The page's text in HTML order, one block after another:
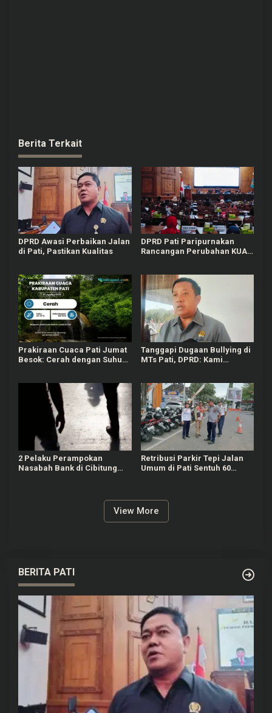
Berita Terkait
DPRD Awasi Perbaikan Jalan
di Pati, Pastikan Kualitas
DPRD Pati Paripurnakan
Rancangan Perubahan KUA-
Prakiraan Cuaca Pati Jumat
Besok: Cerah dengan Suhu
Tanggapi Dugaan Bullying di
MTs Pati, DPRD: Kami
2 Pelaku Perampokan
Nasabah Bank di Cibitung
Retribusi Parkir Tepi Jalan
Umum di Pati Sentuh 60
View More
BERITA PATI